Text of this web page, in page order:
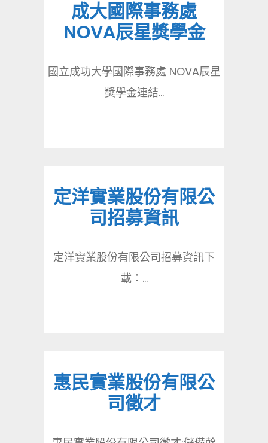
成大國際事務處
NOVA辰星獎學金
國立成功大學國際事務處 NOVA辰星
獎學金連結...
定洋實業股份有限公
司招募資訊
定洋實業股份有限公司招募資訊下
載：...
惠民實業股份有限公
司徵才